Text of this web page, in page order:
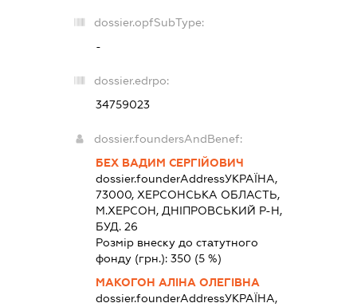
dossier.opfSubType:
-
dossier.edrpo:
34759023
dossier.foundersAndBenef:
БЕХ ВАДИМ СЕРГІЙОВИЧ
dossier.founderAddressУКРАЇНА,
73000, ХЕРСОНСЬКА ОБЛАСТЬ,
М.ХЕРСОН, ДНІПРОВСЬКИЙ Р-Н,
БУД. 26
Розмір внеску до статутного
фонду (грн.):350 (5 %)
МАКОГОН АЛІНА ОЛЕГІВНА
dossier.founderAddressУКРАЇНА,